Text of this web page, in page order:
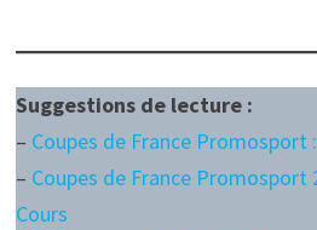
Suggestions de lecture :
– Coupes de France Promosport
– Coupes de France Promosport
Cours